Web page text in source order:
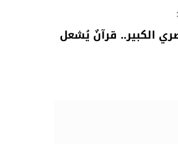
الكبير.. قرآنٌ يُشعل